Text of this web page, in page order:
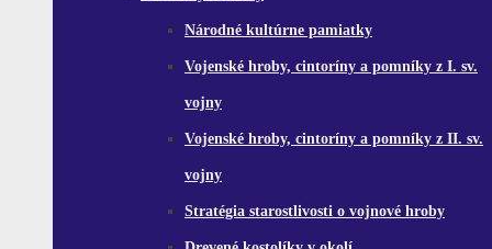
Národné kultúrne pamiatky
Vojenské hroby, cintoríny a pomníky z I. sv.
vojny
Vojenské hroby, cintoríny a pomníky z II. sv.
vojny
Stratégia starostlivosti o vojnové hroby